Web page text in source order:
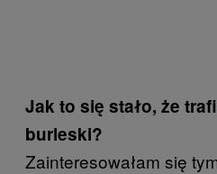
Jak to się stało, że
burleski?
Zainteresowałam się